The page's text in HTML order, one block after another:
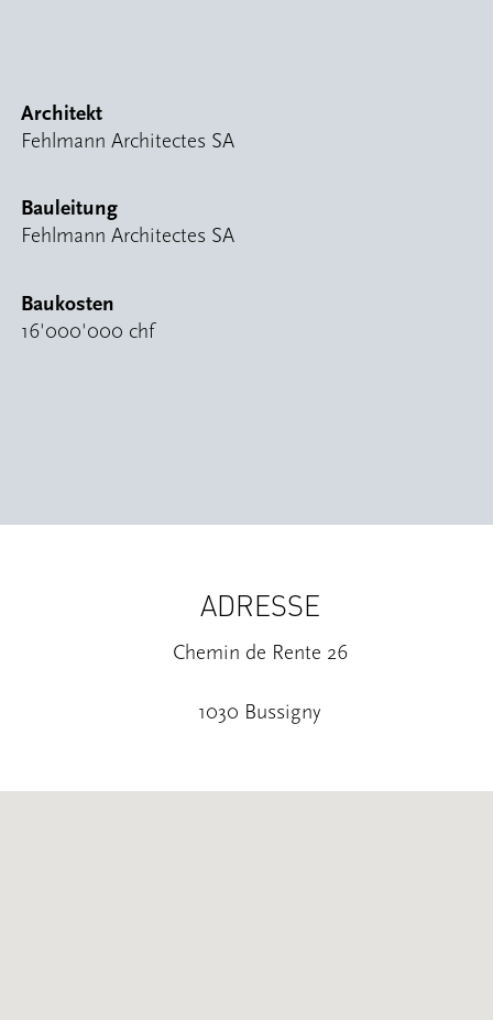
Architekt
Fehlmann Architectes SA
Bauleitung
Fehlmann Architectes SA
Baukosten
16'000'000 chf
ADRESSE
Chemin de Rente 26
1030 Bussigny